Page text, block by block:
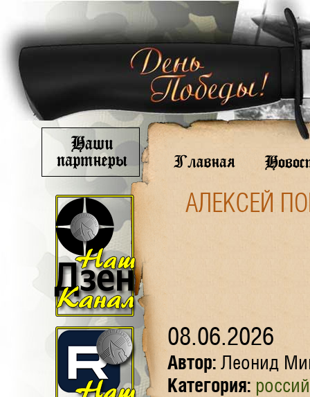
АЛЕКСЕЙ
08.06.2026
Автор: Леонид
Категория: